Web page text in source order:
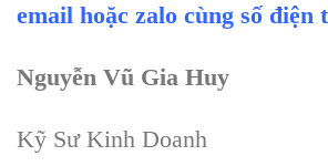
email hoặc zalo cùng số điện
Nguyễn Vũ Gia Huy
Kỹ Sư Kinh Doanh